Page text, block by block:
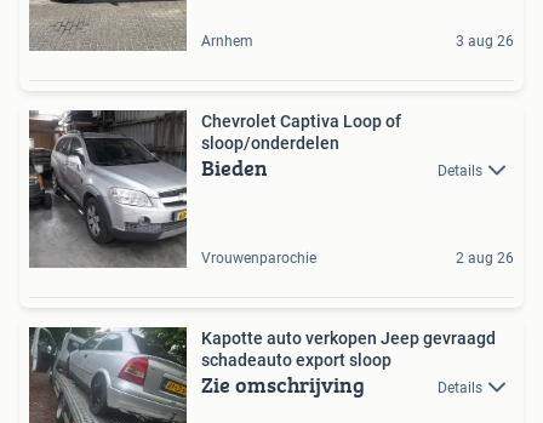
Arnhem 3 aug 26
Chevrolet Captiva Loop of
sloop/onderdelen
Bieden Details
Vrouwenparochie 2 aug 26
Kapotte auto verkopen Jeep gevraagd
schadeauto export sloop
Zie omschrijving Details